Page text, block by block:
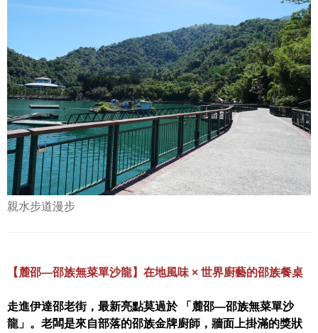
親水步道漫步
【麓邵—邵族無菜單沙龍】在地風味 × 世界廚藝的邵族餐桌
走進伊達邵老街，最新亮點莫過於 「麓邵—邵族無菜單沙
龍」。老闆是來自部落的邵族金牌廚師，牆面上掛滿的獎狀